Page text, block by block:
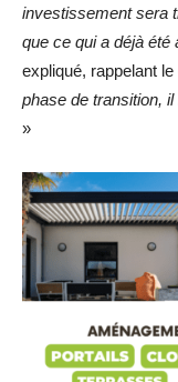
investissement sera
que ce qui a déjà
expliqué, rappelant
phase de transition, il
»